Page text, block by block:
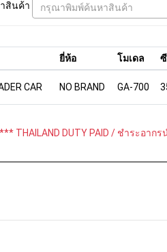
สินค้า กรุณาพิมพ์ค้นหาสินค้า
ยี่ห้อ โมเดล
CAR NO BRAND GA-700
*** THAILAND DUTY PAID / ชำระอาก